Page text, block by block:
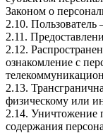
Законом о
2.10. Пользователь
2.11.
2.12.
ознакомление с
2.13.
физическому или
2.14. Уничтожение
содержания